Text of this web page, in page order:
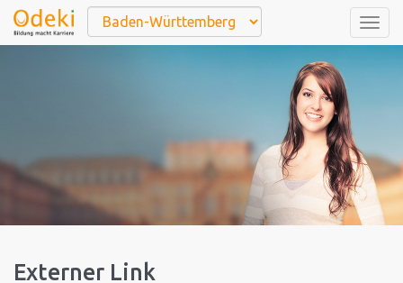
Externer Link